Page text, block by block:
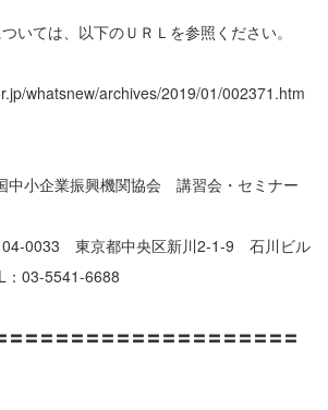
いては、以下のＵＲＬを参照ください。
whatsnew/archives/2019/01/002371.htm
小企業振興機関協会 講習会・セミナー
京都中央区新川2-1-9 石川ビル
6688
〓〓〓〓〓〓〓〓〓〓〓〓〓〓〓〓〓〓〓